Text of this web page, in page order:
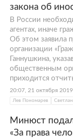
закона об
В России
агентах, иначе
Об этом заявила
организации
Ганнушкина,
общественным
приходится
20:07, 21 октября 2019
Лев Пономарев
Минюст
«За права